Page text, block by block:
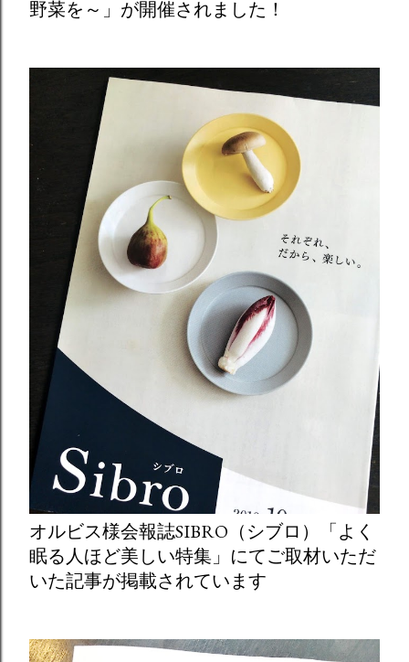
野菜を～」が開催されました！
オルビス様会報誌SIBRO（シブロ）「よく
眠る人ほど美しい特集」にてご取材いただ
いた記事が掲載されています